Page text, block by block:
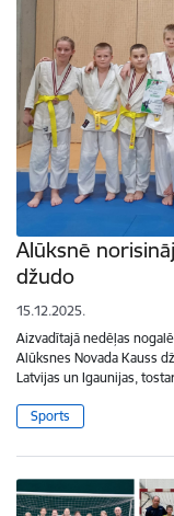
Alūksnē
džudo
15.12.2025.
Aizvadītajā nedēļas
Alūksnes Novada Kauss
Latvijas un Igaunijas,
Sports